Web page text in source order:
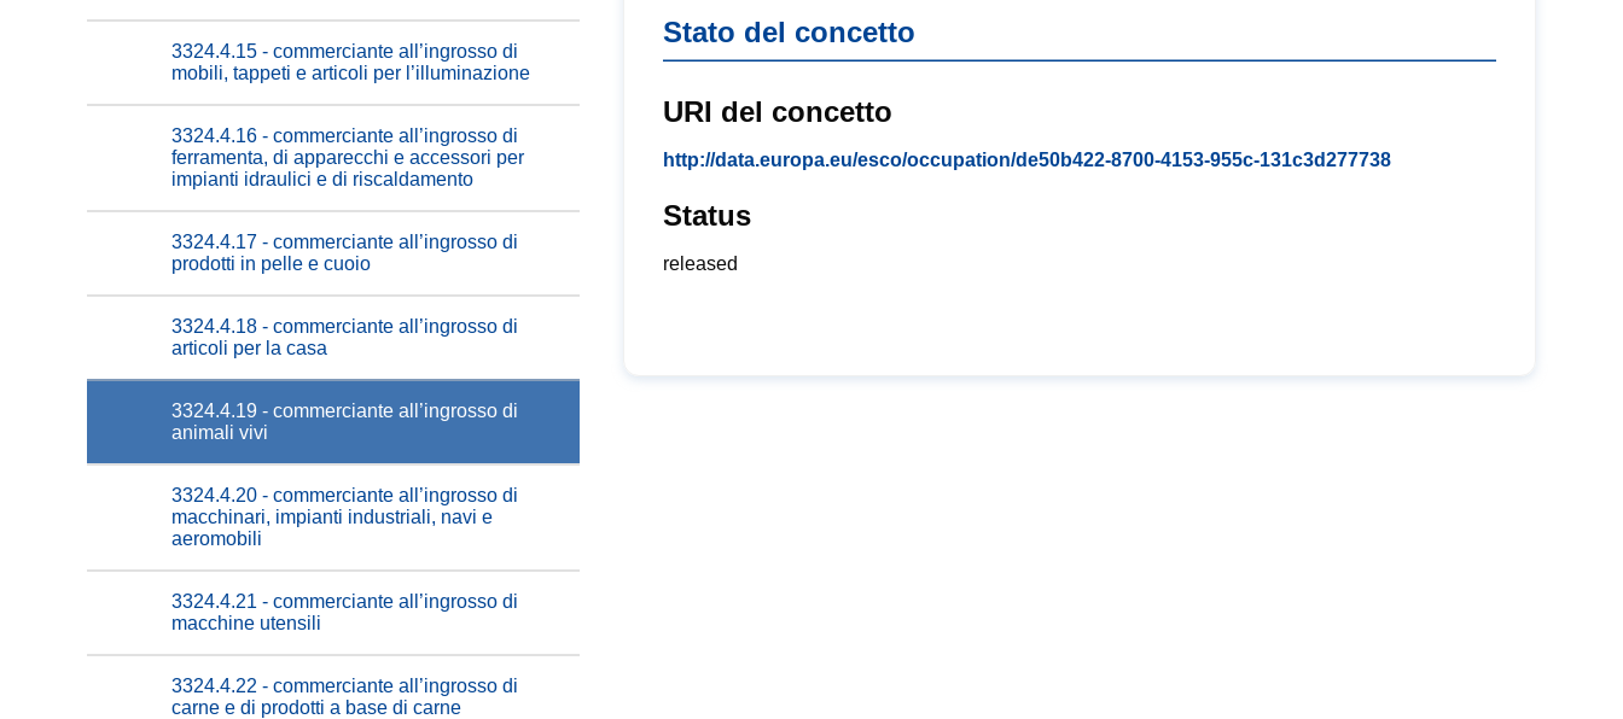
3324.4.15 - commerciante all’ingrosso di
mobili, tappeti e articoli per l’illuminazione
3324.4.16 - commerciante all’ingrosso di
ferramenta, di apparecchi e accessori per
impianti idraulici e di riscaldamento
3324.4.17 - commerciante all’ingrosso di
prodotti in pelle e cuoio
3324.4.18 - commerciante all’ingrosso di
articoli per la casa
3324.4.19 - commerciante all’ingrosso di
animali vivi
3324.4.20 - commerciante all’ingrosso di
macchinari, impianti industriali, navi e
aeromobili
3324.4.21 - commerciante all’ingrosso di
macchine utensili
3324.4.22 - commerciante all’ingrosso di
carne e di prodotti a base di carne
Stato del concetto
URI del concetto
http://data.europa.eu/esco/occupation/de50b422-8700-4153-955c-131c3d277738
Status
released